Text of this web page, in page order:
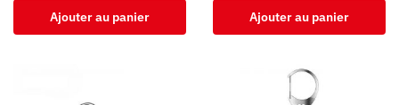
Ajouter au panier Ajouter au panier